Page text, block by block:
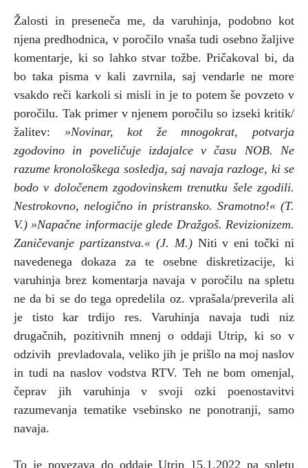
Žalosti in preseneča me, da varuhinja, podobno kot
njena predhodnica, v poročilo vnaša tudi osebno žaljive
komentarje, ki so lahko stvar tožbe. Pričakoval bi, da
bo taka pisma v kali zavrnila, saj vendarle ne more
vsakdo reči karkoli si misli in je to potem še povzeto v
poročilu. Tak primer v njenem poročilu so izseki kritik/
žalitev: »Novinar, kot že mnogokrat, potvarja
zgodovino in poveličuje izdajalce v času NOB. Ne
razume kronološkega sosledja, saj navaja razloge, ki se
bodo v določenem zgodovinskem trenutku šele zgodili.
Nestrokovno, nelogično in pristransko. Sramotno!« (T.
V.) »Napačne informacije glede Dražgoš. Revizionizem.
Zaničevanje partizanstva.« (J. M.) Niti v eni točki ni
navedenega dokaza za te osebne diskretizacije, ki
varuhinja brez komentarja navaja v poročilu na spletu
ne da bi se do tega opredelila oz. vprašala/preverila ali
je tisto kar trdijo res. Varuhinja navaja tudi niz
drugačnih, pozitivnih mnenj o oddaji Utrip, ki so v
odzivih prevladovala, veliko jih je prišlo na moj naslov
in tudi na naslov vodstva RTV. Teh ne bom omenjal,
čeprav jih varuhinja v svoji ozki poenostavitvi
razumevanja tematike vsebinsko ne ponotranji, samo
navaja.
To je povezava do oddaje Utrip 15.1.2022 na spletu